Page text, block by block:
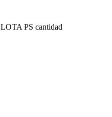
PS cantidad